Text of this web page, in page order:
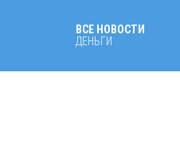
ВСЕ НОВОСТИ
ДЕНЬГИ